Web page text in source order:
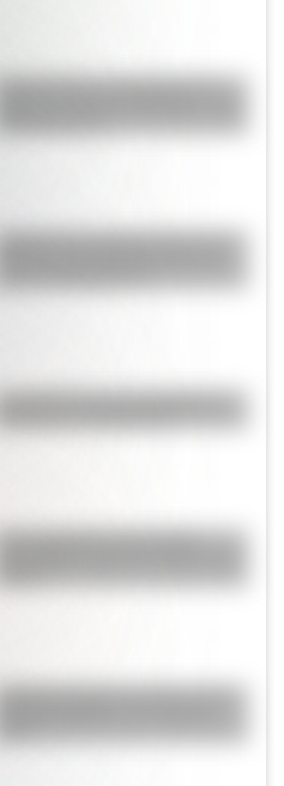
Buenos Aires al principio del
¿Sabías que Argentina tuvo la
La historia de los inmigrantes
Una infografía descargable
Andes
¿Cómo era Buenos Aires en la